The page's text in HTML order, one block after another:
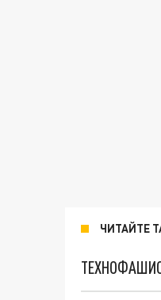
ЧИТАЙТЕ